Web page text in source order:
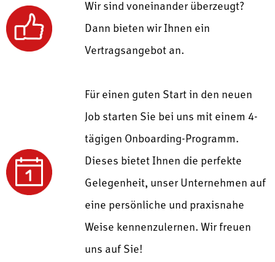
Wir sind voneinander überzeugt?
Dann bieten wir Ihnen ein
Vertragsangebot an.
Für einen guten Start in den neuen
Job starten Sie bei uns mit einem 4-
tägigen Onboarding-Programm.
Dieses bietet Ihnen die perfekte
Gelegenheit, unser Unternehmen auf
eine persönliche und praxisnahe
Weise kennenzulernen.Wir freuen
uns auf Sie!